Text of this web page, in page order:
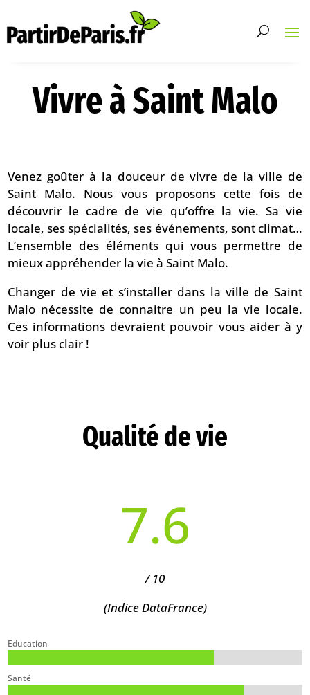
Vivre à Saint Malo
Venez goûter à la douceur de vivre de la ville de
Saint Malo. Nous vous proposons cette fois de
découvrir le cadre de vie qu’offre la vie. Sa vie
locale, ses spécialités, ses événements, sont climat…
L’ensemble des éléments qui vous permettre de
mieux appréhender la vie à Saint Malo.
Changer de vie et s’installer dans la ville de Saint
Malo nécessite de connaitre un peu la vie locale.
Ces informations devraient pouvoir vous aider à y
voir plus clair !
Qualité de vie
7.6
/ 10
(Indice DataFrance)
Education
Santé